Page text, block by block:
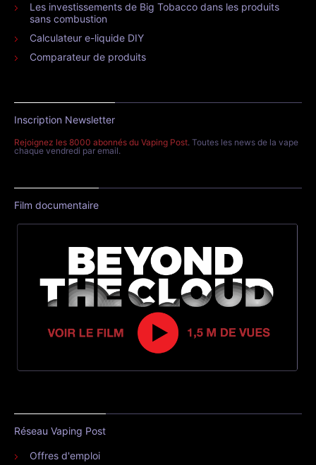
Les investissements de Big Tobacco dans les produits
sans combustion
Calculateur e-liquide DIY
Comparateur de produits
Inscription Newsletter
Rejoignez les 8000 abonnés du Vaping Post. Toutes les news de la vape
chaque vendredi par email.
Film documentaire
Réseau Vaping Post
Offres d'emploi